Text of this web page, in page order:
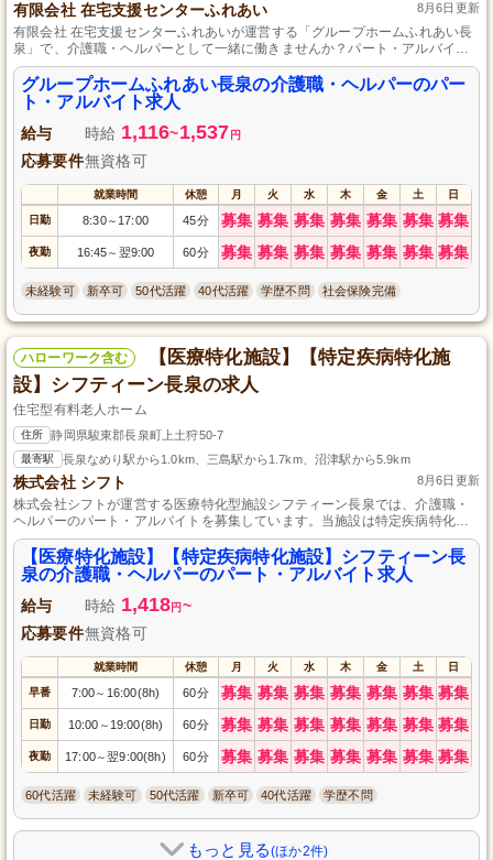
有限会社 在宅支援センターふれあい 8月6日更新
有限会社 在宅支援センターふれあいが運営する「グループホームふれあい長
泉」で、介護職・ヘルパーとして一緒に働きませんか？パート・アルバイト
の柔軟な雇用形態で、働きやすい環境を提供しています。資格や経験は問い
ません。地域に寄り添い、温かいケアを提供する職場であなたの力を活かし
てみませんか？ぜひご応募お待ちしております。
グループホームふれあい長泉の介護職・ヘルパーのパー
ト・アルバイト求人
給与 時給 1,116~1,537 円
応募要件無資格可
就業時間 休憩 月 火 水 木 金 土 日
日勤 8:30～ 17:00 45分 募集 募集 募集 募集 募集 募集 募集
夜勤 16:45～ 翌9:00 60分 募集 募集 募集 募集 募集 募集 募集
未経験可 新卒可 50代活躍 40代活躍 学歴不問 社会保険完備
ハローワーク含む
【医療特化施設】【特定疾病特化施
設】シフティーン長泉の求人
住宅型有料老人ホーム
住所 静岡県駿東郡長泉町上土狩50-7
最寄駅 長泉なめり駅から1.0km、三島駅から1.7km、沼津駅から5.9km
株式会社 シフト 8月6日更新
株式会社シフトが運営する医療特化型施設シフティーン長泉では、介護職・
ヘルパーのパート・アルバイトを募集しています。当施設は特定疾病特化型
の住宅型有料老人ホームで、入居者様に専門的なケアを提供しています。資
格や経験は不問で、人と接することが好きな方、大歓迎です。地域の医療ケ
アを支える環境で、ご自身の成長を目指しませんか？ぜひご応募ください！
【医療特化施設】【特定疾病特化施設】シフティーン長
泉の介護職・ヘルパーのパート・アルバイト求人
給与 時給 1,418円 ~
応募要件無資格可
就業時間 休憩 月 火 水 木 金 土 日
早番 7:00～ 16:00(8h) 60分 募集 募集 募集 募集 募集 募集 募集
日勤 10:00 ～ 19:00(8h) 60分 募集 募集 募集 募集 募集 募集 募集
夜勤 17:00～翌9:00(8h) 60分 募集 募集 募集 募集 募集 募集 募集
60代活躍 未経験可 50代活躍 新卒可 40代活躍 学歴不問
もっと見る(ほか2件)